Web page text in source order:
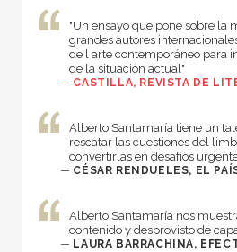
"Un ensayo que pone sobre la
grandes autores
de l arte contemporáneo para
de la situación actual"
— CASTILLA, REVISTA DE
Alberto Santamaría tiene un
rescatar las cuestiones del
convertirlas en desafíos
— CÉSAR RENDUELES, EL
Alberto Santamaría nos
contenido y desprovisto de
— LAURA BARRACHINA,